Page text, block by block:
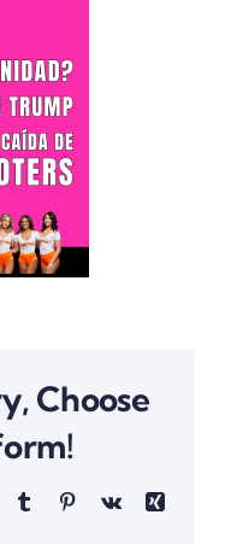
Choose
TumblrPinterestVk
Xing